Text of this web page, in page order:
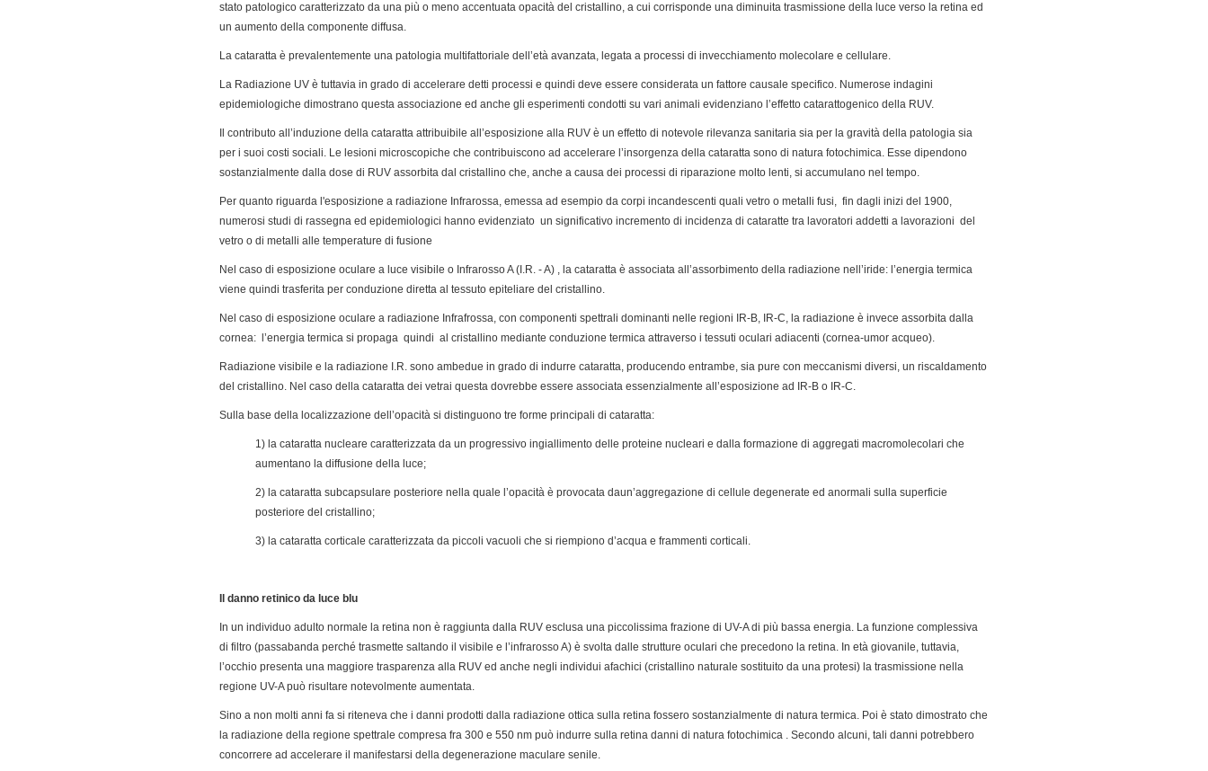
stato patologico caratterizzato da una più o meno accentuata opacità del cristallino, a cui corrisponde una diminuita trasmissione della luce verso la retina ed
un aumento della componente diffusa.
La cataratta è prevalentemente una patologia multifattoriale dell’età avanzata, legata a processi di invecchiamento molecolare e cellulare.
La Radiazione UV è tuttavia in grado di accelerare detti processi e quindi deve essere considerata un fattore causale specifico. Numerose indagini
epidemiologiche dimostrano questa associazione ed anche gli esperimenti condotti su vari animali evidenziano l’effetto catarattogenico della RUV.
Il contributo all’induzione della cataratta attribuibile all’esposizione alla RUV è un effetto di notevole rilevanza sanitaria sia per la gravità della patologia sia
per i suoi costi sociali. Le lesioni microscopiche che contribuiscono ad accelerare l’insorgenza della cataratta sono di natura fotochimica. Esse dipendono
sostanzialmente dalla dose di RUV assorbita dal cristallino che, anche a causa dei processi di riparazione molto lenti, si accumulano nel tempo.
Per quanto riguarda l'esposizione a radiazione Infrarossa, emessa ad esempio da corpi incandescenti quali vetro o metalli fusi, fin dagli inizi del 1900,
numerosi studi di rassegna ed epidemiologici hanno evidenziato un significativo incremento di incidenza di cataratte tra lavoratori addetti a lavorazioni del
vetro o di metalli alle temperature di fusione
Nel caso di esposizione oculare a luce visibile o Infrarosso A (I.R. - A) , la cataratta è associata all’assorbimento della radiazione nell’iride: l’energia termica
viene quindi trasferita per conduzione diretta al tessuto epiteliare del cristallino.
Nel caso di esposizione oculare a radiazione Infrafrossa, con componenti spettrali dominanti nelle regioni IR-B, IR-C, la radiazione è invece assorbita dalla
cornea: l’energia termica si propaga quindi al cristallino mediante conduzione termica attraverso i tessuti oculari adiacenti (cornea-umor acqueo).
Radiazione visibile e la radiazione I.R. sono ambedue in grado di indurre cataratta, producendo entrambe, sia pure con meccanismi diversi, un riscaldamento
del cristallino. Nel caso della cataratta dei vetrai questa dovrebbe essere associata essenzialmente all’esposizione ad IR-B o IR-C.
Sulla base della localizzazione dell’opacità si distinguono tre forme principali di cataratta:
1) la cataratta nucleare caratterizzata da un progressivo ingiallimento delle proteine nucleari e dalla formazione di aggregati macromolecolari che
aumentano la diffusione della luce;
2) la cataratta subcapsulare posteriore nella quale l’opacità è provocata daun’aggregazione di cellule degenerate ed anormali sulla superficie
posteriore del cristallino;
3) la cataratta corticale caratterizzata da piccoli vacuoli che si riempiono d’acqua e frammenti corticali.
Il danno retinico da luce blu
In un individuo adulto normale la retina non è raggiunta dalla RUV esclusa una piccolissima frazione di UV-A di più bassa energia. La funzione complessiva
di filtro (passabanda perché trasmette saltando il visibile e l’infrarosso A) è svolta dalle strutture oculari che precedono la retina. In età giovanile, tuttavia,
l’occhio presenta una maggiore trasparenza alla RUV ed anche negli individui afachici (cristallino naturale sostituito da una protesi) la trasmissione nella
regione UV-A può risultare notevolmente aumentata.
Sino a non molti anni fa si riteneva che i danni prodotti dalla radiazione ottica sulla retina fossero sostanzialmente di natura termica. Poi è stato dimostrato che
la radiazione della regione spettrale compresa fra 300 e 550 nm può indurre sulla retina danni di natura fotochimica . Secondo alcuni, tali danni potrebbero
concorrere ad accelerare il manifestarsi della degenerazione maculare senile.